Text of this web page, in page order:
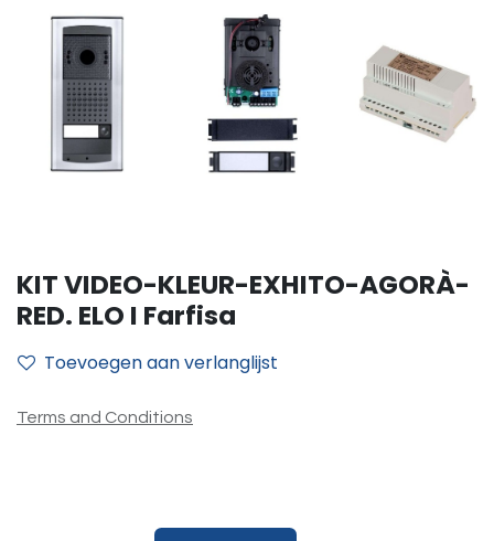
KIT VIDEO-KLEUR-EXHITO-AGORÀ-
RED. ELO I Farfisa
Toevoegen aan verlanglijst
Terms and Conditions